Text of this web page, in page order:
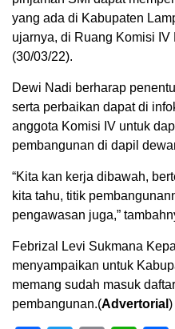
yang ada di Kabupaten
ujarnya, di Ruang Komisi
(30/03/22).
Dewi Nadi berharap
serta perbaikan dapat di
anggota Komisi IV untuk
pembangunan di dapil
“Kita kan kerja dibawah,
kita tahu, titik
pengawasan juga,”
Febrizal Levi Sukmana
menyampaikan untuk
memang sudah masuk
pembangunan.(Advertorial )